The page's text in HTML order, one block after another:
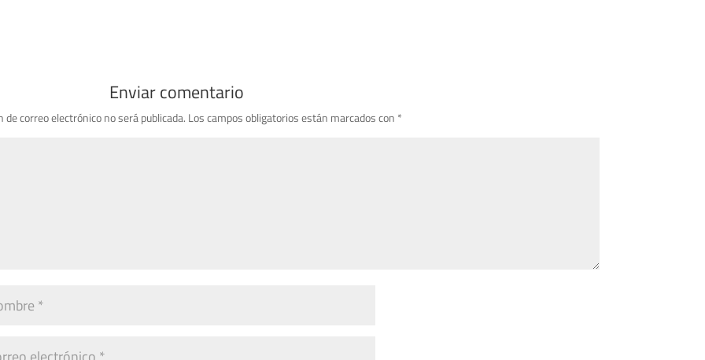
Enviar comentario
de correo electrónico no será publicada. Los campos obligatorios están marcados con *